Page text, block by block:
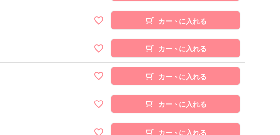
カートに入れる
カートに入れる
カートに入れる
カートに入れる
カートに入れる